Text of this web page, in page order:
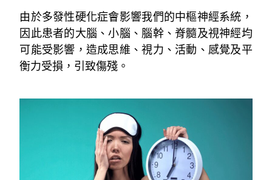
由於多發性硬化症會影響我們的中樞神經系統，
因此患者的大腦、小腦、腦幹、脊髓及視神經均
可能受影響，造成思維、視力、活動、感覺及平
衡力受損，引致傷殘。